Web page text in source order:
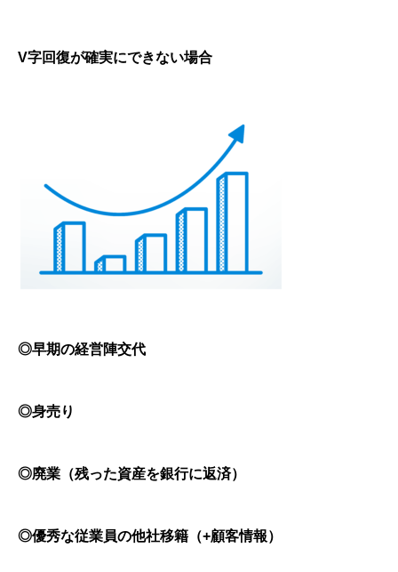
V字回復が確実にできない場合
◎早期の経営陣交代
◎身売り
◎廃業（残った資産を銀行に返済）
◎優秀な従業員の他社移籍（+顧客情報）